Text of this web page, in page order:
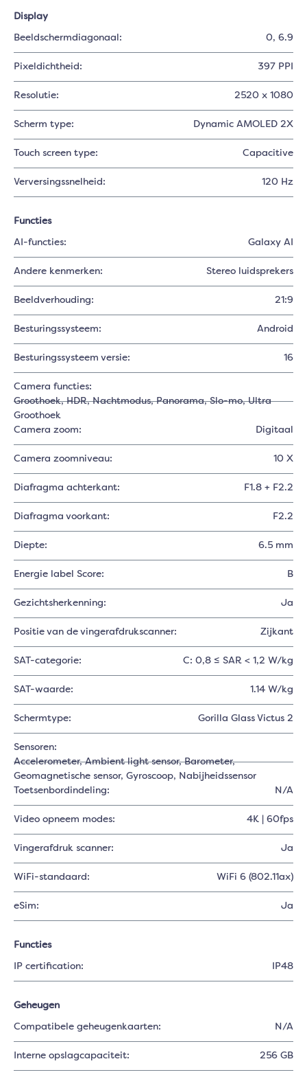
Display
Beeldschermdiagonaal: 0, 6.9
Pixeldichtheid: 397 PPI
Resolutie: 2520 x 1080
Scherm type: Dynamic AMOLED 2X
Touch screen type: Capacitive
Verversingssnelheid: 120 Hz
Functies
AI-functies: Galaxy AI
Andere kenmerken: Stereo luidsprekers
Beeldverhouding: 21:9
Besturingssysteem: Android
Besturingssysteem versie: 16
Camera functies:
Groothoek, HDR, Nachtmodus, Panorama, Slo-mo, Ultra
Groothoek
Camera zoom:
Digitaal
Camera zoomniveau: 10 X
Diafragma achterkant: F1.8 + F2.2
Diafragma voorkant: F2.2
Diepte: 6.5 mm
Energie label Score: B
Gezichtsherkenning: Ja
Positie van de vingerafdrukscanner: Zijkant
SAT-categorie: C: 0,8 ≤ SAR < 1,2 W/kg
SAT-waarde: 1.14 W/kg
Schermtype: Gorilla Glass Victus 2
Sensoren:
Accelerometer, Ambient light sensor, Barometer,
Geomagnetische sensor, Gyroscoop, Nabijheidssensor
Toetsenbordindeling:
N/A
Video opneem modes: 4K | 60fps
Vingerafdruk scanner: Ja
WiFi-standaard: WiFi 6 (802.11ax)
eSim: Ja
Functies
IP certification: IP48
Geheugen
Compatibele geheugenkaarten: N/A
Interne opslagcapaciteit: 256 GB